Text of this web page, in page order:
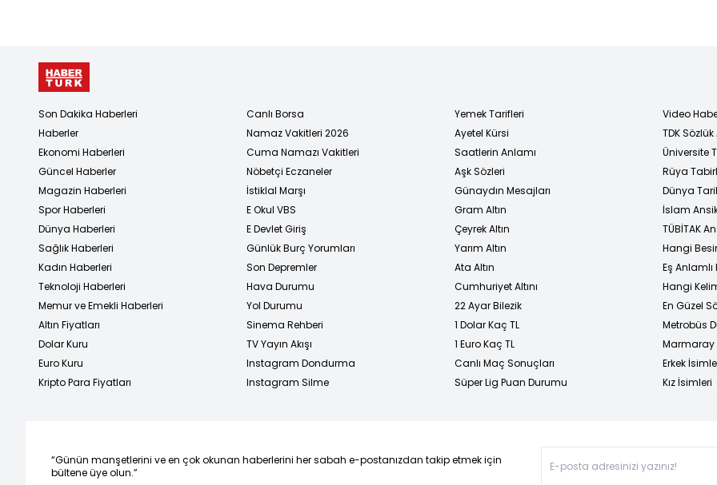
Son Dakika Haberleri
Haberler
Ekonomi Haberleri
Güncel Haberler
Magazin Haberleri
Spor Haberleri
Dünya Haberleri
Sağlık Haberleri
Kadın Haberleri
Teknoloji Haberleri
Memur ve Emekli Haberleri
Altın Fiyatları
Dolar Kuru
Euro Kuru
Kripto Para Fiyatları
Canlı Borsa
Namaz Vakitleri 2026
Cuma Namazı Vakitleri
Nöbetçi Eczaneler
İstiklal Marşı
E Okul VBS
E Devlet Giriş
Günlük Burç Yorumları
Son Depremler
Hava Durumu
Yol Durumu
Sinema Rehberi
TV Yayın Akışı
Instagram Dondurma
Instagram Silme
Yemek Tarifleri
Ayetel Kürsi
Saatlerin Anlamı
Aşk Sözleri
Günaydın Mesajları
Gram Altın
Çeyrek Altın
Yarım Altın
Ata Altın
Cumhuriyet Altını
22 Ayar Bilezik
1 Dolar Kaç TL
1 Euro Kaç TL
Canlı Maç Sonuçları
Süper Lig Puan Durumu
Video
TDK
Üniversite
Rüya
Dünya
İslam
TÜBİTAK
Hangi
Eş
Hangi
En Güzel
Metrobüs
Marmaray
Erkek
Kız İsimleri
“Günün manşetlerini ve en çok okunan haberlerini her sabah e-postanızdan takip etmek için
bültene üye olun.”